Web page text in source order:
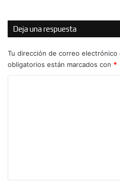
Deja una respuesta
Tu dirección de correo electrónico
obligatorios están marcados con *